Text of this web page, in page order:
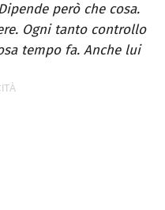
però che cosa.
Ogni tanto controllo
tempo fa. Anche lui